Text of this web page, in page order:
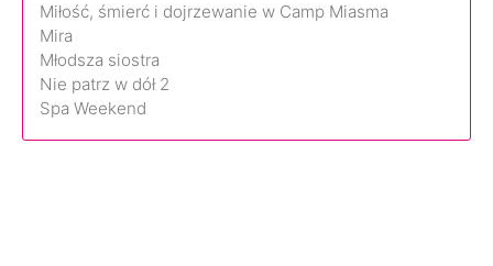
Miłość, śmierć i dojrzewanie w Camp Miasma
Mira
Młodsza siostra
Nie patrz w dół 2
Spa Weekend